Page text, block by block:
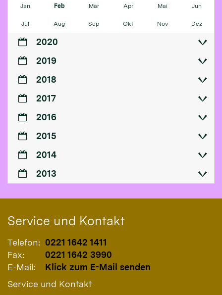
Jan Feb Mär Apr Mai Jun
Jul Aug Sep Okt Nov Dez
2020
2019
2018
2017
2016
2015
2014
2013
Service und Kontakt
Telefon: 0221 1642 1411
Fax:
0221 1642 3990
E-Mail:
Klick zum E-Mail senden
Service und Kontakt